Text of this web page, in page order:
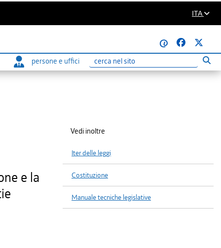
ITA
@
persone e uffici
Ricerca
e la
Vedi inoltre
Iter delle leggi
Costituzione
Manuale tecniche legislative